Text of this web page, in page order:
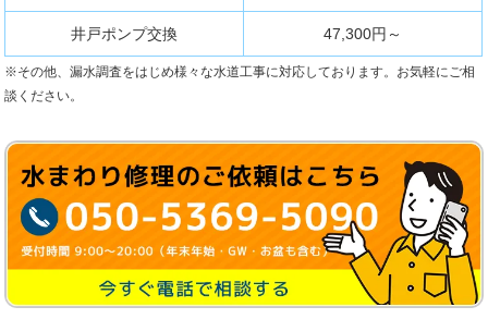
井戸ポンプ交換 47,300円～
※その他、漏水調査をはじめ様々な水道工事に対応しております。お気軽にご相
談ください。